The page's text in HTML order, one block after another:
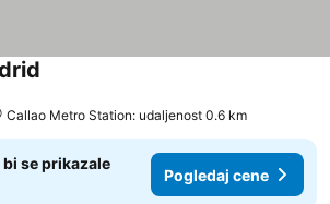
Callao Metro Station: udaljenost 0.6 km
se prikazale
Pogledaj cene